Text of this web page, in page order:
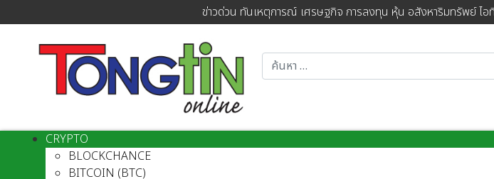
ข่าวด่วน ทันเหตุการณ์ เศรษฐกิจ การลงทุน หุ้น อสังหาริมทรัพย์ ไอ
CRYPTO
BLOCKCHANCE
BITCOIN (BTC)